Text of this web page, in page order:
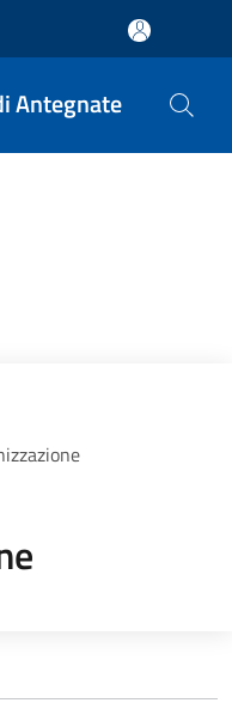
Antegnate